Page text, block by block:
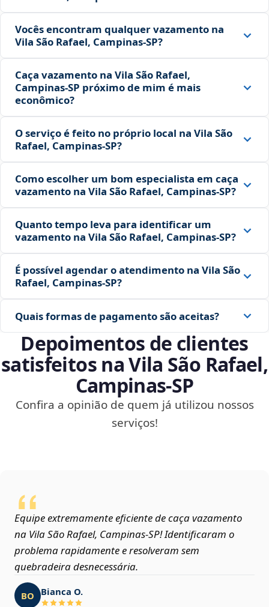
Vocês encontram qualquer vazamento na
Vila São Rafael, Campinas‑SP?
Caça vazamento na Vila São Rafael,
Campinas‑SP próximo de mim é mais
econômico?
O serviço é feito no próprio local na Vila São
Rafael, Campinas‑SP?
Como escolher um bom especialista em caça
vazamento na Vila São Rafael, Campinas‑SP?
Quanto tempo leva para identificar um
vazamento na Vila São Rafael, Campinas‑SP?
É possível agendar o atendimento na Vila São
Rafael, Campinas‑SP?
Quais formas de pagamento são aceitas?
Depoimentos de clientes
satisfeitos na Vila São Rafael,
Campinas‑SP
Confira a opinião de quem já utilizou nossos
serviços!
Equipe extremamente eficiente de caça vazamento
na Vila São Rafael, Campinas‑SP! Identificaram o
problema rapidamente e resolveram sem
quebradeira desnecessária.
BO Bianca O.